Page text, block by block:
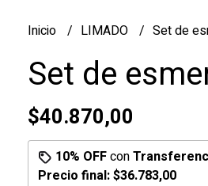
Inicio LIMADO Set de
Set de
$40.870,00
10% OFFcon
Precio final:$36.783,00